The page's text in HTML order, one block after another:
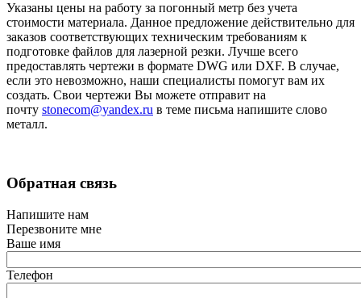
Указаны цены на работу за погонный метр без учета
стоимости материала. Данное предложение действительно для
заказов соответствующих техническим требованиям к
подготовке файлов для лазерной резки. Лучше всего
предоставлять чертежи в формате DWG или DXF. В случае,
если это невозможно, наши специалисты помогут вам их
создать. Свои чертежи Вы можете отправит на
почту stonecom@yandex.ru в теме письма напишите слово
металл.
Обратная связь
Напишите нам
Перезвоните мне
Ваше имя
Телефон